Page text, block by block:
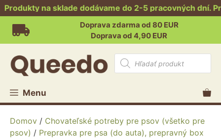
na sklade dodávame do 2-5 pracovných dní.
Preskočiť
obsah
Doprava zdarma od 80 EUR
Doprava od 4,90 EUR
Products
search
Menu
Domov / Chovateľské potreby pre psov (všetko pre
psov) / Prepravka pre psa (do auta), prepravný box